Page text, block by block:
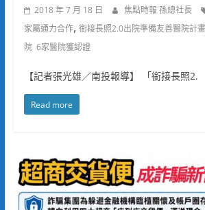
2018 年 7 月 18 日 焦點時報 孫總社長
家屬通力合作, 銜接長照2.0出院準備友善醫院計畫
院 6家醫院獲認證
【記者張光雄／南投報導】 「銜接長照2.
Read more